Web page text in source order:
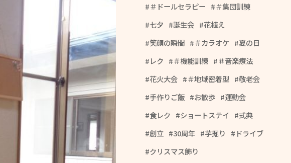
＃ドールセラピー
＃集団訓練
七夕
誕生会
花植え
笑顔の瞬間
＃カラオケ
夏の日
レク
＃機能訓練
＃音楽療法
花火大会
＃地域密着型
敬老会
手作りご飯
お散歩
運動会
食レク
ショートステイ
式典
創立
30周年 芋掘り
ドライブ
クリスマス飾り